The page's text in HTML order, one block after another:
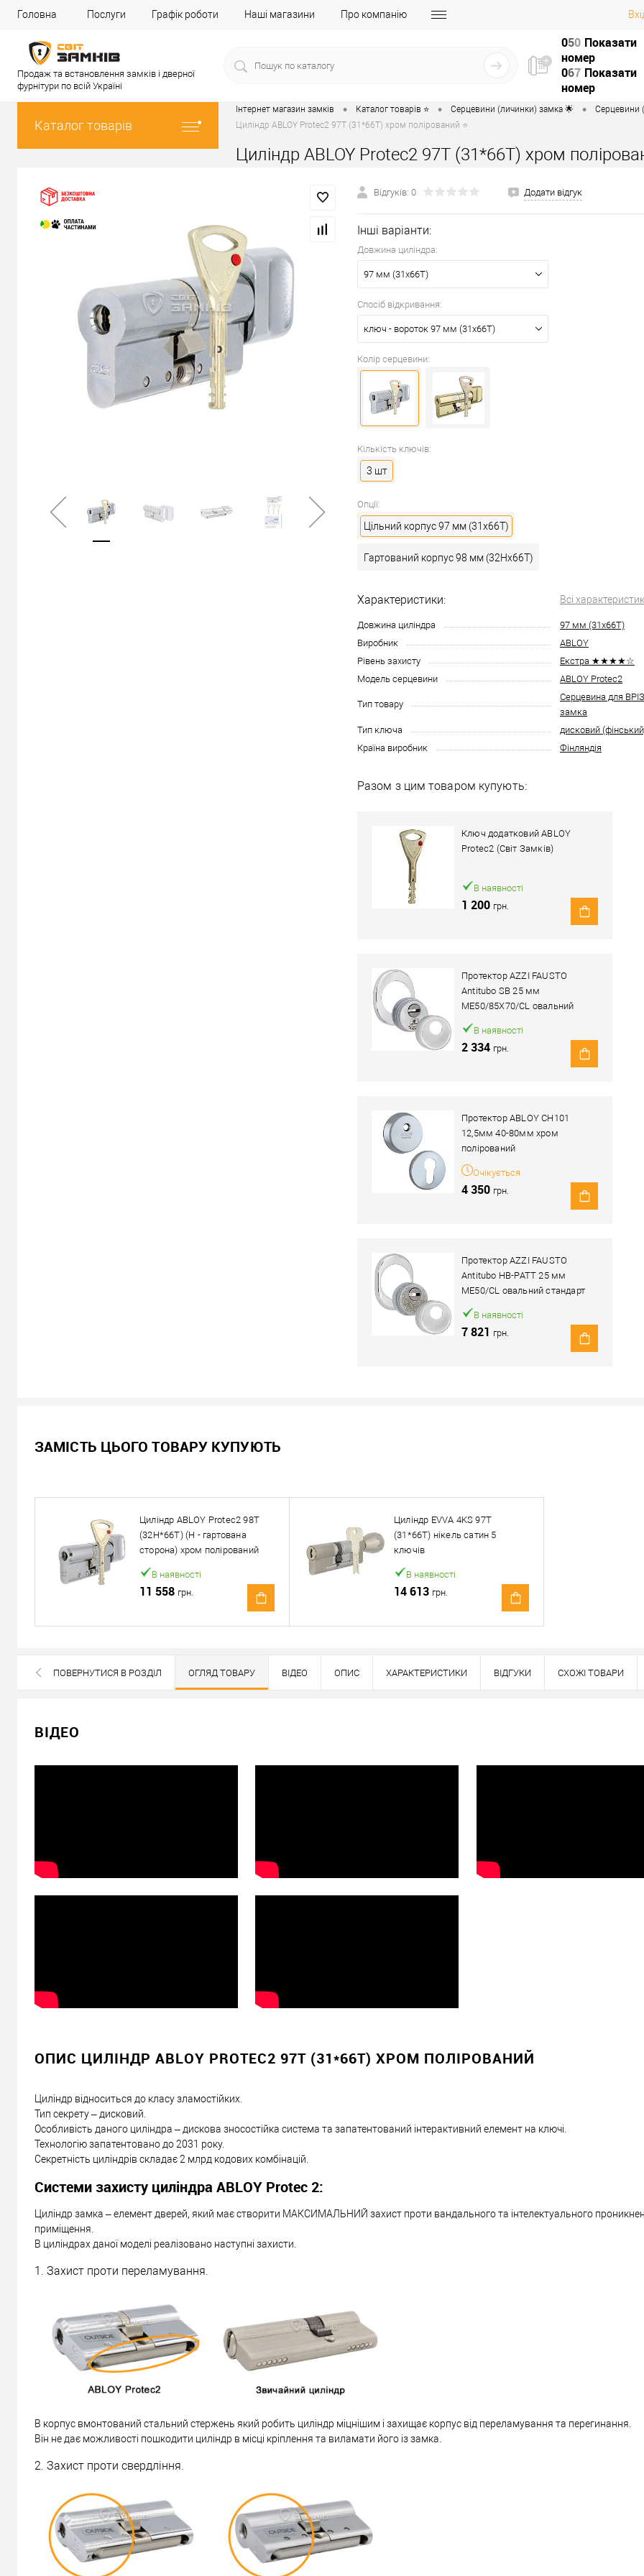
Головна Послуги Графік роботи Наші магазини Про компанію
Продаж та встановлення замків і дверної
фурнітури по всій Україні
050 Показати
номер
067 Показати
номер
Каталог товарів
Інтернет магазин замків • Каталог товарів ⭐ • Серцевини (личинки) замка 🌟 • Серцевини
Циліндр ABLOY Protec2 97T (31*66T) хром полірований ⭐
Циліндр ABLOY Protec2 97T (31*66T) хром
Відгуків: 0 Додати відгук
Інші варіанти:
Довжина циліндра:
97 мм (31x66T)
Спосіб відкривання:
ключ - вороток 97 мм (31x66T)
Колір серцевини:
Кількість ключів:
3 шт
Опції:
Цільний корпус 97 мм (31x66T)
Гартований корпус 98 мм (32Hx66T)
Характеристики: Всі
Довжина циліндра
97 мм (31x66T)
Виробник
ABLOY
Рівень захисту
Екстра ★★★★☆
Модель серцевини
ABLOY Protec2
Тип товару
Серцевина для
замка
Тип ключа
дисковий
Країна виробник
Фінляндія
Разом з цим товаром купують:
Ключ додатковий ABLOY
Protec2 (Світ Замків)
В наявності
1 200 грн.
Протектор AZZI FAUSTO
Antitubo SB 25 мм
ME50/85X70/CL овальний
широкий хром полірований
В наявності
2 334 грн.
Протектор ABLOY CH101
12,5мм 40-80мм хром
полірований
Очікується
4 350 грн.
Протектор AZZI FAUSTO
Antitubo HB-PATT 25 мм
ME50/CL овальний стандарт
хром полірований
В наявності
7 821 грн.
Кількість:
У кошик Купити в 1 клік
Можемо встановити цей товар. Деталі запитуйте у менеджера.
Оплата
«Новою Поштою» по Україні
Самовивіз
Доставка накладеним платежем від 400 грн
ЗАМІСТЬ ЦЬОГО ТОВАРУ КУПУЮТЬ
Циліндр ABLOY Protec2 98T
(32H*66T) (H - гартована
сторона) хром полірований
В наявності
11 558 грн.
Циліндр EVVA 4KS 97T
(31*66T) нікель сатин 5
ключів
В наявності
14 613 грн.
ПОВЕРНУТИСЯ В РОЗДІЛ ОГЛЯД ТОВАРУ ВІДЕО ОПИС ХАРАКТЕРИСТИКИ ВІДГУКИ СХОЖІ ТОВАРИ
ВІДЕО
ОПИС ЦИЛІНДР ABLOY PROTEC2 97T (31*66T) ХРОМ ПОЛІРОВАНИЙ
Циліндр відноситься до класу зламостійких.
Тип секрету – дисковий.
Особливість даного циліндра – дискова зносостійка система та запатентований інтерактивний елемент на ключі.
Технологію запатентовано до 2031 року.
Секретність циліндрів складає 2 млрд кодових комбінацій.
Системи захисту циліндра ABLOY Protec 2:
Циліндр замка – елемент дверей, який має створити МАКСИМАЛЬНИЙ захист проти вандального та інтелектуального
приміщення.
В циліндрах даної моделі реалізовано наступні захисти.
1. Захист проти переламування.
В корпус вмонтований стальний стержень який робить циліндр міцнішим і захищає корпус від переламування та перегинання.
Він не дає можливості пошкодити циліндр в місці кріплення та виламати його із замка.
2. Захист проти свердління.